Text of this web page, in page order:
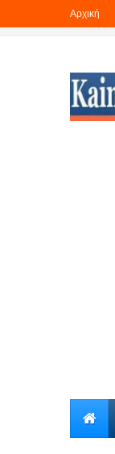
Αρχική